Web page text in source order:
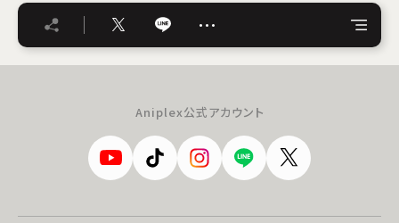
…
Aniplex公式アカウント